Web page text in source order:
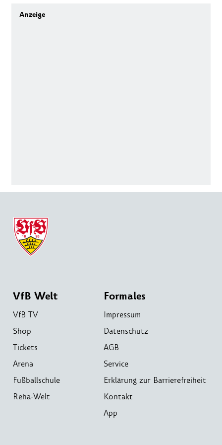
VfB Welt
VfB TV
Shop
Tickets
Arena
Fußballschule
Reha-Welt
Formales
Impressum
Datenschutz
AGB
Service
Erklärung zur Barrierefreiheit
Kontakt
App